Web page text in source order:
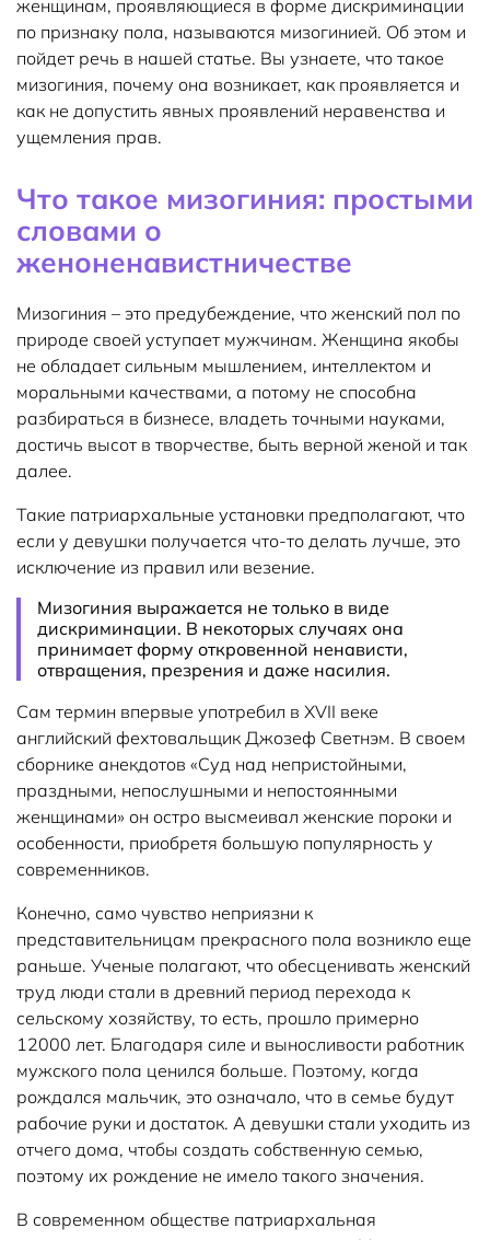
женщинам, проявляющиеся в форме дискриминации
по признаку пола, называются мизогинией. Об этом и
пойдет речь в нашей статье. Вы узнаете, что такое
мизогиния, почему она возникает, как проявляется и
как не допустить явных проявлений неравенства и
ущемления прав.
Что такое мизогиния: простыми
словами о
женоненавистничестве
Мизогиния – это предубеждение, что женский пол по
природе своей уступает мужчинам. Женщина якобы
не обладает сильным мышлением, интеллектом и
моральными качествами, а потому не способна
разбираться в бизнесе, владеть точными науками,
достичь высот в творчестве, быть верной женой и так
далее.
Такие патриархальные установки предполагают, что
если у девушки получается что-то делать лучше, это
исключение из правил или везение.
Мизогиния выражается не только в виде
дискриминации. В некоторых случаях она
принимает форму откровенной ненависти,
отвращения, презрения и даже насилия.
Сам термин впервые употребил в XVII веке
английский фехтовальщик Джозеф Светнэм. В своем
сборнике анекдотов «Суд над непристойными,
праздными, непослушными и непостоянными
женщинами» он остро высмеивал женские пороки и
особенности, приобретя большую популярность у
современников.
Конечно, само чувство неприязни к
представительницам прекрасного пола возникло еще
раньше. Ученые полагают, что обесценивать женский
труд люди стали в древний период перехода к
сельскому хозяйству, то есть, прошло примерно
12000 лет. Благодаря силе и выносливости работник
мужского пола ценился больше. Поэтому, когда
рождался мальчик, это означало, что в семье будут
рабочие руки и достаток. А девушки стали уходить из
отчего дома, чтобы создать собственную семью,
поэтому их рождение не имело такого значения.
В современном обществе патриархальная